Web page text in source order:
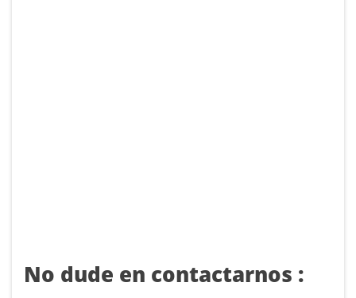
No dude en contactarnos :